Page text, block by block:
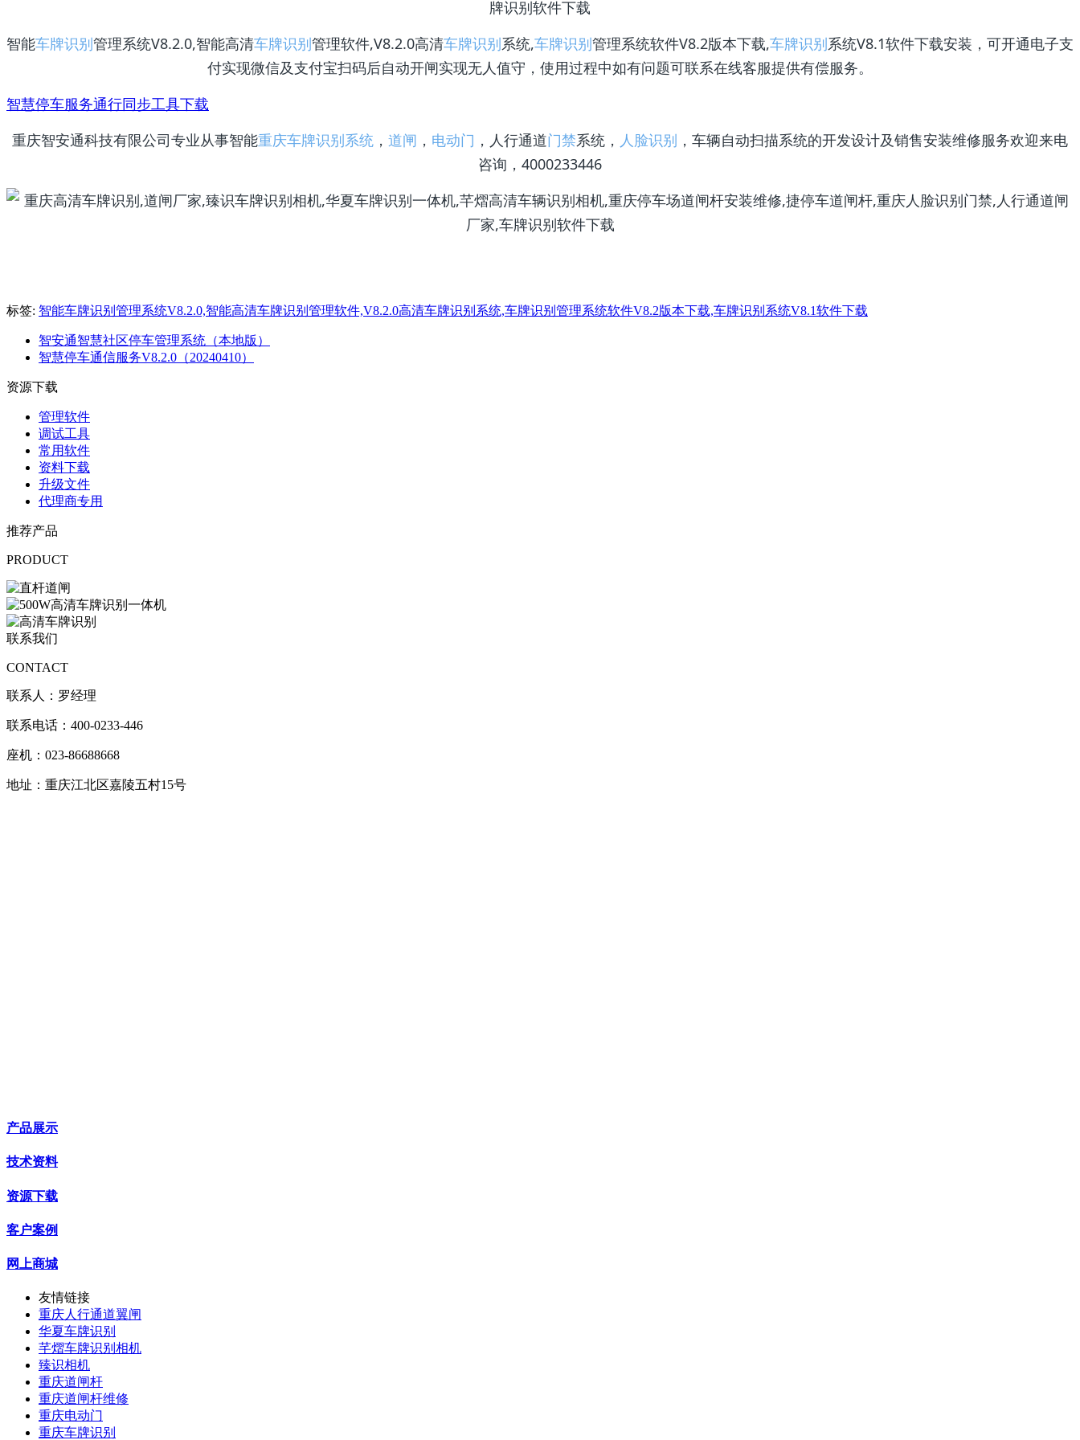
智能车牌识别管理系统V8.2.0,智能高清车牌识别管理软件,V8.2.0高清车牌识别系统,车牌识别管理系统软件V8.2版本下载,车牌识别系统V8.1软件下载安装，可开通电子支
付实现微信及支付宝扫码后自动开闸实现无人值守，使用过程中如有问题可联系在线客服提供有偿服务。
智慧停车服务通行同步工具下载
重庆智安通科技有限公司专业从事智能重庆车牌识别系统 ， 道闸 ， 电动门 ，人行通道门禁系统， 人脸识别 ，车辆自动扫描系统的开发设计及销售安装维修服务欢迎来电
咨询，4000233446
标签: 智能车牌识别管理系统V8.2.0,智能高清车牌识别管理软件,V8.2.0高清车牌识别系统,车牌识别管理系统软件V8.2版本下载,车牌识别系统V8.1软件下载
智安通智慧社区停车管理系统（本地版）
智慧停车通信服务V8.2.0（20240410）
资源下载
管理软件
调试工具
常用软件
资料下载
升级文件
代理商专用
推荐产品
PRODUCT
联系我们
CONTACT
联系人：罗经理
联系电话：400-0233-446
座机：023-86688668
地址：重庆江北区嘉陵五村15号
产品展示
技术资料
资源下载
客户案例
网上商城
友情链接
重庆人行通道翼闸
华夏车牌识别
芊熠车牌识别相机
臻识相机
重庆道闸杆
重庆道闸杆维修
重庆电动门
重庆车牌识别